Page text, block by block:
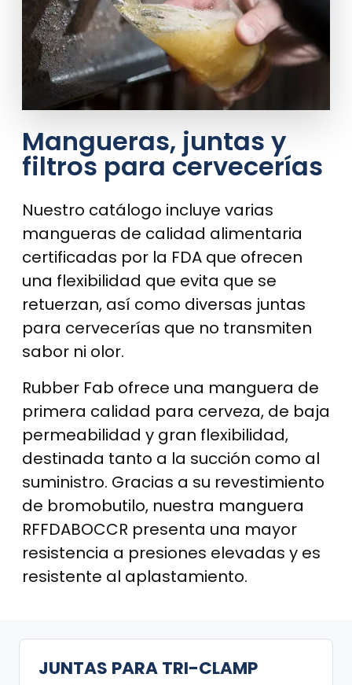
Mangueras, juntas y
filtros para cervecerías
Nuestro catálogo incluye varias
mangueras de calidad alimentaria
certificadas por la FDA que ofrecen
una flexibilidad que evita que se
retuerzan, así como diversas juntas
para cervecerías que no transmiten
sabor ni olor.
Rubber Fab ofrece una manguera de
primera calidad para cerveza, de baja
permeabilidad y gran flexibilidad,
destinada tanto a la succión como al
suministro. Gracias a su revestimiento
de bromobutilo, nuestra manguera
RFFDABOCCR presenta una mayor
resistencia a presiones elevadas y es
resistente al aplastamiento.
JUNTAS PARA TRI-CLAMP